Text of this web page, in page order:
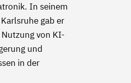
In seinem
gab er
von KI-
und
in der